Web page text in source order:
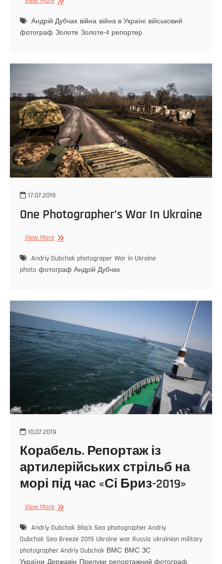
Андрій Дубчак війна війна в Україні військовий
фотограф Золоте Золоте-4 репортер
17.07.2019
One Photographer’s War In Ukraine
View More
Andriy Dubchak photograper War in Ukraine
photo фотограф Андрій Дубчак
10.07.2019
Корабель. Репортаж із
артилерійських стрільб на
морі під час «Сі Бриз-2019»
View More
Andriy Dubchak Black Sea photographer Andriy
Dubchak Sea Breeze 2019 Ukraine war Russia ukrainian military
photographer Andriy Dubchak ВМС ВМС ЗС
України Державін Прилуки репортажний фотограф